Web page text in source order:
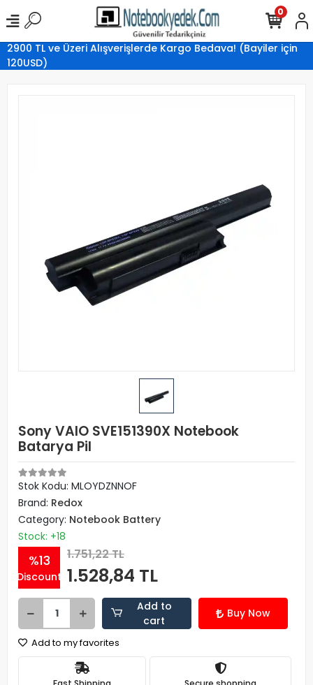
2900 TL ve Üzeri Alışverişlerde Kargo Bedava! (Bayiler için
120USD)
0
Sony VAIO SVE151390X Notebook
Batarya Pil
Stok Kodu: MLOYDZNNOF
Brand: Redox
Category: Notebook Battery
Stock: +18
%13
Discount
1.751,22 TL
1.528,84 TL
Add to
cart
Buy Now
Add to my favorites